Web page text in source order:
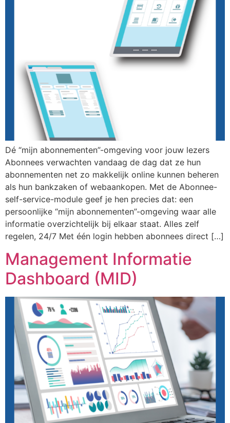
Dé “mijn abonnementen”-omgeving voor jouw lezers
Abonnees verwachten vandaag de dag dat ze hun
abonnementen net zo makkelijk online kunnen beheren
als hun bankzaken of webaankopen. Met de Abonnee-
self-service-module geef je hen precies dat: een
persoonlijke “mijn abonnementen”-omgeving waar alle
informatie overzichtelijk bij elkaar staat. Alles zelf
regelen, 24/7 Met één login hebben abonnees direct […]
Management Informatie
Dashboard (MID)